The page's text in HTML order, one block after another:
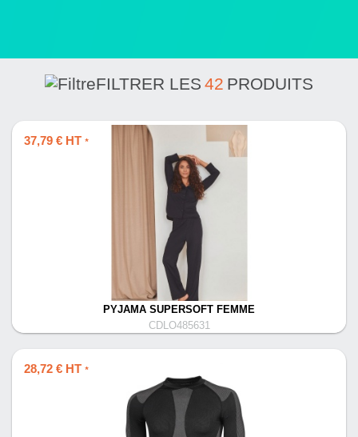
FILTRER LES 42 PRODUITS
37,79 € HT *
PYJAMA SUPERSOFT FEMME
CDLO485631
28,72 € HT *